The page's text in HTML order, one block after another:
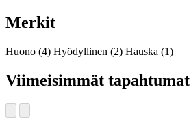
Merkit
Huono (4) Hyödyllinen (2) Hauska (1)
Viimeisimmät tapahtumat